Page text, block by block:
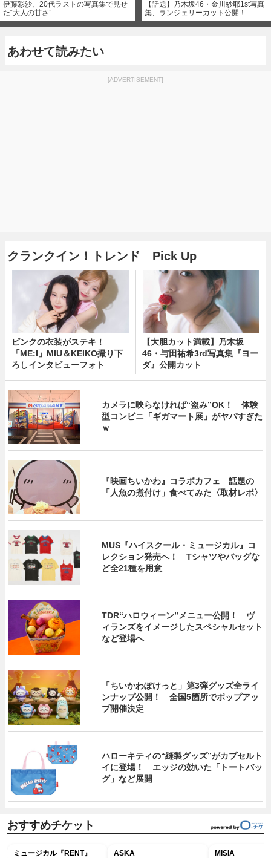
伊藤彩沙、20代ラストの写真集で見せ
た“大人の甘さ”
【話題】乃木坂46・金川紗耶1st写真
集、ランジェリーカット公開！
あわせて読みたい
[ADVERTISEMENT]
クランクイン！トレンド Pick Up
ピンクの衣装がステキ！
「ME:I」MIU＆KEIKO撮り下
ろしインタビューフォト
【大胆カット満載】乃木坂
46・与田祐希3rd写真集『ヨー
ダ』公開カット
カメラに映らなければ“盗み”OK！ 体験
型コンビニ「ギガマート展」がヤバすぎた
ｗ
『映画ちいかわ』コラボカフェ 話題の
「人魚の煮付け」食べてみた〈取材レポ〉
MUS『ハイスクール・ミュージカル』コ
レクション発売へ！ Tシャツやバッグな
ど全21種を用意
TDR“ハロウィーン”メニュー公開！ ヴ
ィランズをイメージしたスペシャルセット
など登場へ
「ちいかわぽけっと」第3弾グッズ全ライ
ンナップ公開！ 全国5箇所でポップアッ
プ開催決定
ハローキティの“縫製グッズ”がカプセルト
イに登場！ エッジの効いた「トートバッ
グ」など展開
おすすめチケット
ミュージカル『RENT』 ASKA MISIA